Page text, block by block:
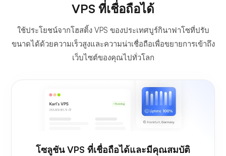
VPS ที่เชื่อถือได้
ใช้ประโยชน์จากโฮสติ้ง VPS ของประเทศบูร์กินาฟาโซที่ปรับ
ขนาดได้ด้วยความเร็วสูงและความน่าเชื่อถือเพื่อขยายการเข้าถึง
เว็บไซต์ของคุณไปทั่วโลก
โซลูชัน VPS ที่เชื่อถือได้และมีคุณสมบัติ